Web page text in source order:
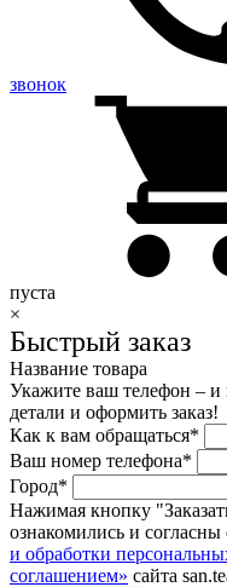
звонок
пуста
×
Быстрый заказ
Название товара
Укажите ваш телефон – и
детали и оформить заказ!
Как к вам обращаться*
Ваш номер телефона*
Город*
Нажимая кнопку
ознакомились и согласны
и обработки
соглашением» сайта